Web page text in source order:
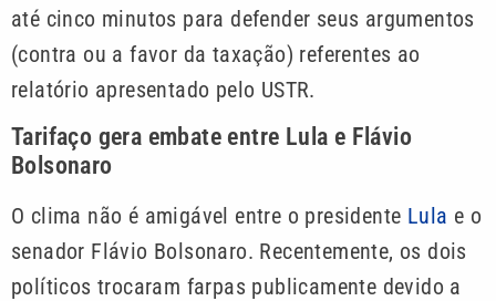
até cinco minutos para defender seus argumentos
(contra ou a favor da taxação) referentes ao
relatório apresentado pelo USTR.
Tarifaço gera embate entre Lula e Flávio
Bolsonaro
O clima não é amigável entre o presidente Lula e o
senador Flávio Bolsonaro. Recentemente, os dois
políticos trocaram farpas publicamente devido a